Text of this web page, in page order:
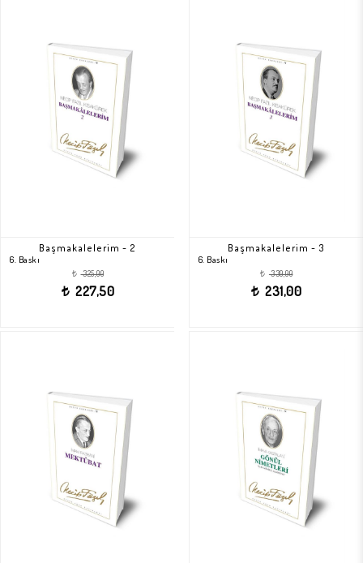
Başmakalelerim - 2
6. Baskı
t
325,00
t
227,50
Başmakalelerim - 3
6. Baskı
t
330,00
t
231,00